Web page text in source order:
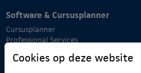
Software & Cursusplanner
Cursusplanner
Professional Services
Cookies op deze website